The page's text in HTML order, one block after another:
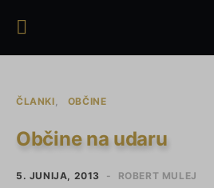
ČLANKI OBČINE
Občine na udaru
5. JUNIJA, 2013 ROBERT MULEJ